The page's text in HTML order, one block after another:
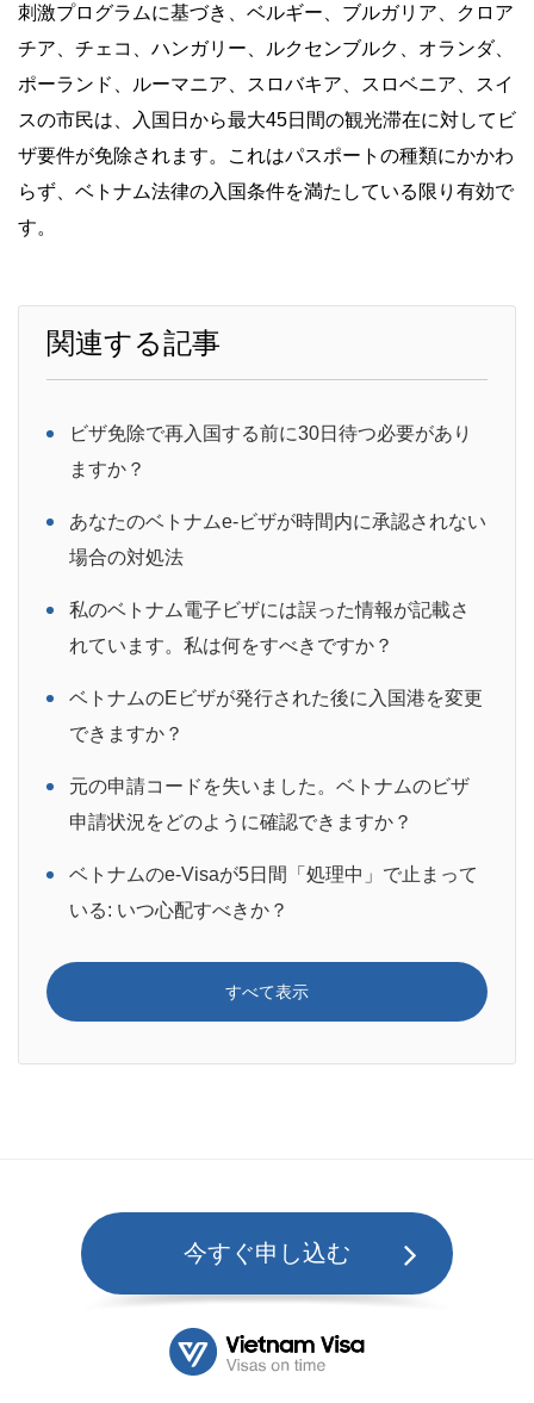
刺激プログラムに基づき、ベルギー、ブルガリア、クロア
チア、チェコ、ハンガリー、ルクセンブルク、オランダ、
ポーランド、ルーマニア、スロバキア、スロベニア、スイ
スの市民は、入国日から最大45日間の観光滞在に対してビ
ザ要件が免除されます。これはパスポートの種類にかかわ
らず、ベトナム法律の入国条件を満たしている限り有効で
す。
関連する記事
ビザ免除で再入国する前に30日待つ必要があり
ますか？
あなたのベトナムe-ビザが時間内に承認されない
場合の対処法
私のベトナム電子ビザには誤った情報が記載さ
れています。私は何をすべきですか？
ベトナムのEビザが発行された後に入国港を変更
できますか？
元の申請コードを失いました。ベトナムのビザ
申請状況をどのように確認できますか？
ベトナムのe-Visaが5日間「処理中」で止まって
いる: いつ心配すべきか？
すべて表示
今すぐ申し込む